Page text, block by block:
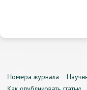
Номера журнала